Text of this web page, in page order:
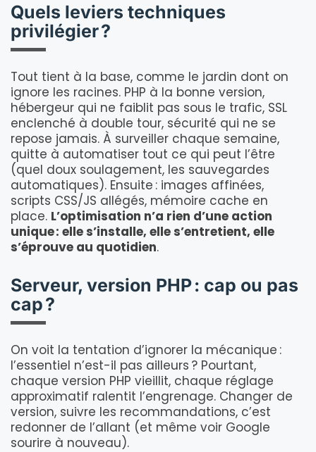
Quels leviers techniques
privilégier ?
Tout tient à la base, comme le jardin dont on
ignore les racines. PHP à la bonne version,
hébergeur qui ne faiblit pas sous le trafic, SSL
enclenché à double tour, sécurité qui ne se
repose jamais. À surveiller chaque semaine,
quitte à automatiser tout ce qui peut l’être
(quel doux soulagement, les sauvegardes
automatiques). Ensuite : images affinées,
scripts CSS/JS allégés, mémoire cache en
place. L’optimisation n’a rien d’une action
unique : elle s’installe, elle s’entretient, elle
s’éprouve au quotidien.
Serveur, version PHP : cap ou pas
cap ?
On voit la tentation d’ignorer la mécanique :
l’essentiel n’est-il pas ailleurs ? Pourtant,
chaque version PHP vieillit, chaque réglage
approximatif ralentit l’engrenage. Changer de
version, suivre les recommandations, c’est
redonner de l’allant (et même voir Google
sourire à nouveau).